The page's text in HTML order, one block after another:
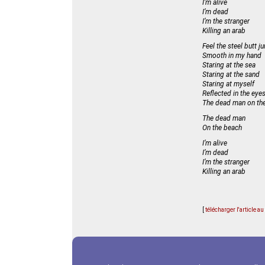
I’m alive
I’m dead
I’m the stranger
Killing an arab
Feel the steel butt
Smooth in my hand
Staring at the sea
Staring at the sand
Staring at myself
Reflected in the
The dead man on
The dead man
On the beach
I’m alive
I’m dead
I’m the stranger
Killing an arab
télécharger l'article au